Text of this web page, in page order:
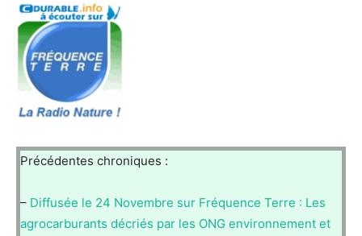
Précédentes chroniques :
– Diffusée le 24 Novembre sur Fréquence Terre : Les
agrocarburants décriés par les ONG environnement et